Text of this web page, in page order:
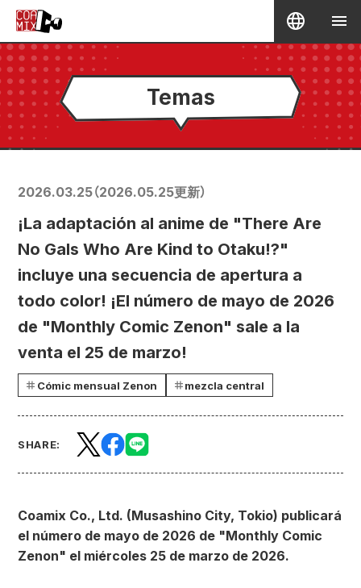
Temas
2026.03.25（2026.05.25更新）
¡La adaptación al anime de "There Are
No Gals Who Are Kind to Otaku!?"
incluye una secuencia de apertura a
todo color! ¡El número de mayo de 2026
de "Monthly Comic Zenon" sale a la
venta el 25 de marzo!
Cómic mensual Zenon mezcla central
SHARE:
Coamix Co., Ltd. (Musashino City, Tokio) publicará
el número de mayo de 2026 de "Monthly Comic
Zenon" el miércoles 25 de marzo de 2026.